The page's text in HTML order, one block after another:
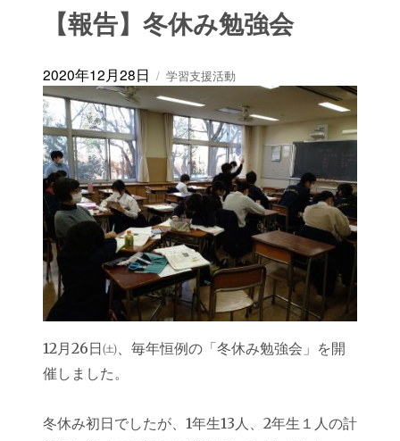
【報告】冬休み勉強会
投
稿
日:
2020年12月28日
カ
テ
ゴ
リ
ー
学習支援活動
12月26日㈯、毎年恒例の「冬休み勉強会」を開
催しました。
冬休み初日でしたが、1年生13人、2年生１人の計